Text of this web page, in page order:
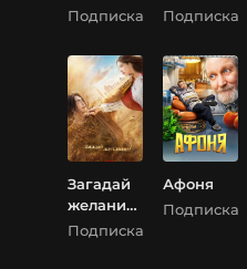
Подписка
Подписка
Загадай
желание
/ Все
Подписка
Афоня
Подписка